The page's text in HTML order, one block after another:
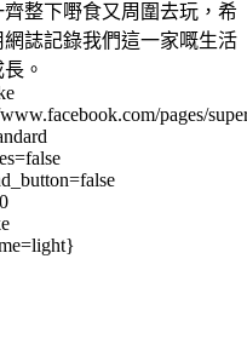
整下嘢食又周圍去玩，希
誌記錄我們這一家嘅生活
。
pages/